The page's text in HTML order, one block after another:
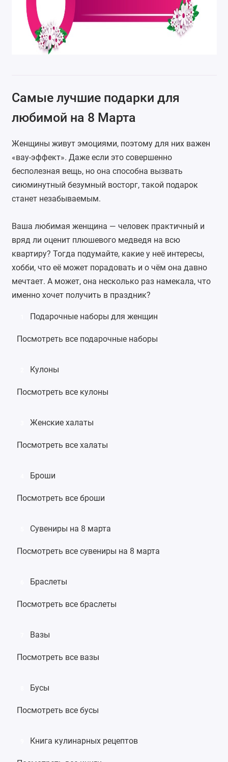
Самые лучшие подарки для
любимой на 8 Марта
Женщины живут эмоциями, поэтому для них важен
«вау-эффект». Даже если это совершенно
бесполезная вещь, но она способна вызвать
сиюминутный безумный восторг, такой подарок
станет незабываемым.
Ваша любимая женщина — человек практичный и
вряд ли оценит плюшевого медведя на всю
квартиру? Тогда подумайте, какие у неё интересы,
хобби, что её может порадовать и о чём она давно
мечтает. А может, она несколько раз намекала, что
именно хочет получить в праздник?
Подарочные наборы для женщин
Посмотреть все подарочные наборы
Кулоны
Посмотреть все кулоны
Женские халаты
Посмотреть все халаты
Броши
Посмотреть все броши
Сувениры на 8 марта
Посмотреть все сувениры на 8 марта
Браслеты
Посмотреть все браслеты
Вазы
Посмотреть все вазы
Бусы
Посмотреть все бусы
Книга кулинарных рецептов